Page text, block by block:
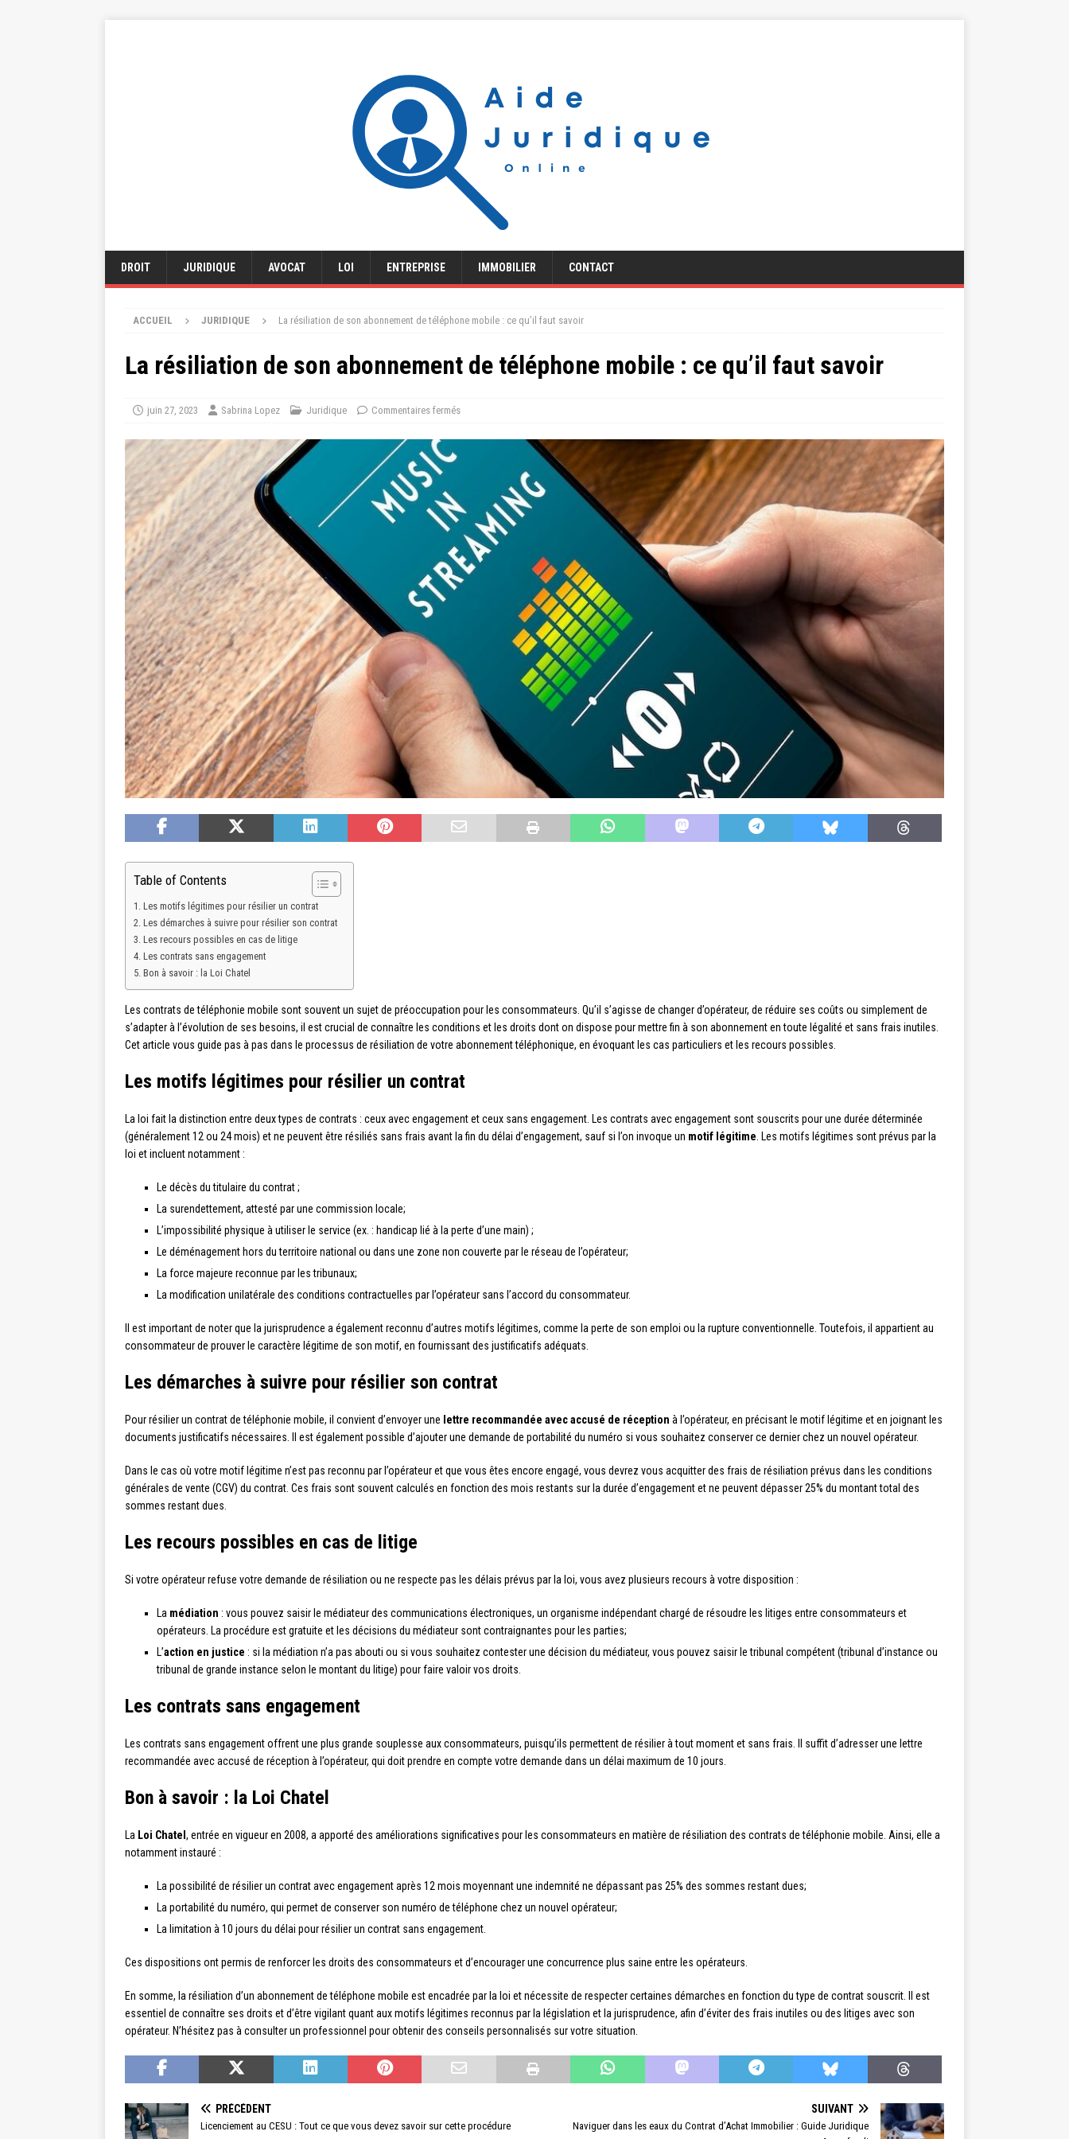
DROIT JURIDIQUE AVOCAT LOI ENTREPRISE IMMOBILIER CONTACT
ACCUEIL JURIDIQUE La résiliation de son abonnement de téléphone mobile : ce qu’il faut savoir
La résiliation de son abonnement de téléphone mobile : ce qu’il faut savoir
juin 27, 2023 Sabrina Lopez Juridique Commentaires fermés
Table of Contents
Les motifs légitimes pour résilier un contrat
Les démarches à suivre pour résilier son contrat
Les recours possibles en cas de litige
Les contrats sans engagement
Bon à savoir : la Loi Chatel
Les contrats de téléphonie mobile sont souvent un sujet de préoccupation pour les consommateurs. Qu’il s’agisse de changer d’opérateur, de réduire ses coûts ou simplement de
s’adapter à l’évolution de ses besoins, il est crucial de connaître les conditions et les droits dont on dispose pour mettre fin à son abonnement en toute légalité et sans frais inutiles.
Cet article vous guide pas à pas dans le processus de résiliation de votre abonnement téléphonique, en évoquant les cas particuliers et les recours possibles.
Les motifs légitimes pour résilier un contrat
La loi fait la distinction entre deux types de contrats : ceux avec engagement et ceux sans engagement. Les contrats avec engagement sont souscrits pour une durée déterminée
(généralement 12 ou 24 mois) et ne peuvent être résiliés sans frais avant la fin du délai d’engagement, sauf si l’on invoque un motif légitime . Les motifs légitimes sont prévus par la
loi et incluent notamment :
Le décès du titulaire du contrat ;
La surendettement, attesté par une commission locale;
L’impossibilité physique à utiliser le service (ex. : handicap lié à la perte d’une main) ;
Le déménagement hors du territoire national ou dans une zone non couverte par le réseau de l’opérateur;
La force majeure reconnue par les tribunaux;
La modification unilatérale des conditions contractuelles par l’opérateur sans l’accord du consommateur.
Il est important de noter que la jurisprudence a également reconnu d’autres motifs légitimes, comme la perte de son emploi ou la rupture conventionnelle. Toutefois, il appartient au
consommateur de prouver le caractère légitime de son motif, en fournissant des justificatifs adéquats.
Les démarches à suivre pour résilier son contrat
Pour résilier un contrat de téléphonie mobile, il convient d’envoyer une lettre recommandée avec accusé de réception à l’opérateur, en précisant le motif légitime et en joignant les
documents justificatifs nécessaires. Il est également possible d’ajouter une demande de portabilité du numéro si vous souhaitez conserver ce dernier chez un nouvel opérateur.
Dans le cas où votre motif légitime n’est pas reconnu par l’opérateur et que vous êtes encore engagé, vous devrez vous acquitter des frais de résiliation prévus dans les conditions
générales de vente (CGV) du contrat. Ces frais sont souvent calculés en fonction des mois restants sur la durée d’engagement et ne peuvent dépasser 25% du montant total des
sommes restant dues.
Les recours possibles en cas de litige
Si votre opérateur refuse votre demande de résiliation ou ne respecte pas les délais prévus par la loi, vous avez plusieurs recours à votre disposition :
La médiation : vous pouvez saisir le médiateur des communications électroniques, un organisme indépendant chargé de résoudre les litiges entre consommateurs et
opérateurs. La procédure est gratuite et les décisions du médiateur sont contraignantes pour les parties;
L’action en justice : si la médiation n’a pas abouti ou si vous souhaitez contester une décision du médiateur, vous pouvez saisir le tribunal compétent (tribunal d’instance ou
tribunal de grande instance selon le montant du litige) pour faire valoir vos droits.
Les contrats sans engagement
Les contrats sans engagement offrent une plus grande souplesse aux consommateurs, puisqu’ils permettent de résilier à tout moment et sans frais. Il suffit d’adresser une lettre
recommandée avec accusé de réception à l’opérateur, qui doit prendre en compte votre demande dans un délai maximum de 10 jours.
Bon à savoir : la Loi Chatel
La Loi Chatel , entrée en vigueur en 2008, a apporté des améliorations significatives pour les consommateurs en matière de résiliation des contrats de téléphonie mobile. Ainsi, elle a
notamment instauré :
La possibilité de résilier un contrat avec engagement après 12 mois moyennant une indemnité ne dépassant pas 25% des sommes restant dues;
La portabilité du numéro, qui permet de conserver son numéro de téléphone chez un nouvel opérateur;
La limitation à 10 jours du délai pour résilier un contrat sans engagement.
Ces dispositions ont permis de renforcer les droits des consommateurs et d’encourager une concurrence plus saine entre les opérateurs.
En somme, la résiliation d’un abonnement de téléphone mobile est encadrée par la loi et nécessite de respecter certaines démarches en fonction du type de contrat souscrit. Il est
essentiel de connaître ses droits et d’être vigilant quant aux motifs légitimes reconnus par la législation et la jurisprudence, afin d’éviter des frais inutiles ou des litiges avec son
opérateur. N’hésitez pas à consulter un professionnel pour obtenir des conseils personnalisés sur votre situation.
PRÉCÉDENT
Licenciement au CESU : Tout ce que vous devez savoir sur cette procédure
SUIVANT
Naviguer dans les eaux du Contrat d’Achat Immobilier : Guide Juridique